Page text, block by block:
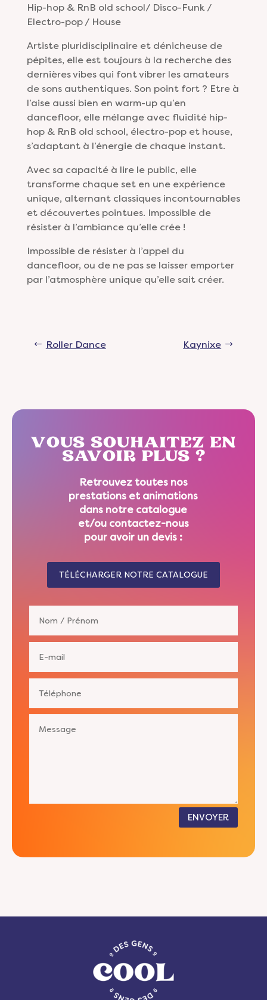
Hip-hop & RnB old school/ Disco-Funk /
Electro-pop / House
Artiste pluridisciplinaire et dénicheuse de
pépites, elle est toujours à la recherche des
dernières vibes qui font vibrer les amateurs
de sons authentiques. Son point fort ? Etre à
l’aise aussi bien en warm-up qu’en
dancefloor, elle mélange avec fluidité hip-
hop & RnB old school, électro-pop et house,
s’adaptant à l’énergie de chaque instant.
Avec sa capacité à lire le public, elle
transforme chaque set en une expérience
unique, alternant classiques incontournables
et découvertes pointues. Impossible de
résister à l’ambiance qu’elle crée !
Impossible de résister à l’appel du
dancefloor, ou de ne pas se laisser emporter
par l’atmosphère unique qu’elle sait créer.
Roller Dance Kaynixe
VOUS SOUHAITEZ EN
SAVOIR PLUS ?
Retrouvez toutes nos
prestations et animations
dans notre catalogue
et/ou contactez-nous
pour avoir un devis :
TÉLÉCHARGER NOTRE CATALOGUE
ENVOYER